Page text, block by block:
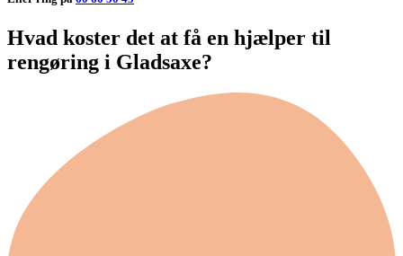
Hvad koster det at få en hjælper til
rengøring i Gladsaxe?